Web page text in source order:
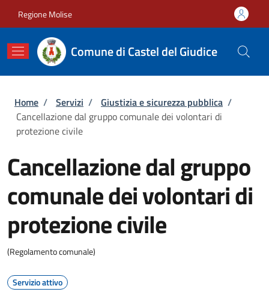
Regione Molise
Comune di Castel del Giudice
Briciole di pane
Home / Servizi / Giustizia e sicurezza pubblica /
Cancellazione dal gruppo comunale dei volontari di
protezione civile
Cancellazione dal gruppo
comunale dei volontari di
protezione civile
(Regolamento comunale)
Servizio attivo